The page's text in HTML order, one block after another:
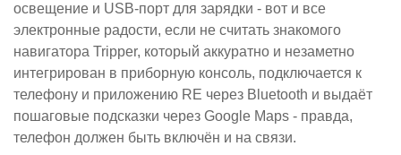
освещение и USB-порт для зарядки - вот и все
электронные радости, если не считать знакомого
навигатора Tripper, который аккуратно и незаметно
интегрирован в приборную консоль, подключается к
телефону и приложению RE через Bluetooth и выдаёт
пошаговые подсказки через Google Maps - правда,
телефон должен быть включён и на связи.